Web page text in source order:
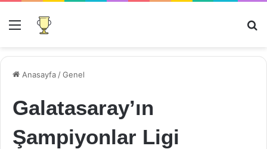
Menü
Anasayfa /Genel
Galatasaray’ın
Şampiyonlar Ligi